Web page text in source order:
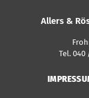
Allers &
Tel. 040